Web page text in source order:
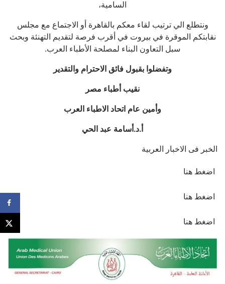
السامية،
ونتطلع الي ترتيب لقاء معكم بالقاهرة أو الاجتماع مع مجلس
نقابتكم الموقرة في بيروت في أقرب فرصة لتقديم التهنئة وبحث
سبل التعاون البناء لمصلحة الأطباء العرب.
وتفضلوا بقبول فائق الاحترام والتقدير
نقيب أطباء مصر
وأمين عام اتحاد الاطباء العرب
أ.د.أسامة عبد الحي
الخبر فى الاخبار العربية
اضغط هنا
اضغط هنا
اضغط هنا